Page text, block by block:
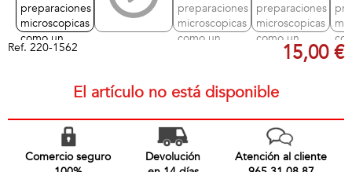
Ref. 220-1562 15,00 €
El artículo no está disponible
Comercio seguro
Devolución
Atención al cliente